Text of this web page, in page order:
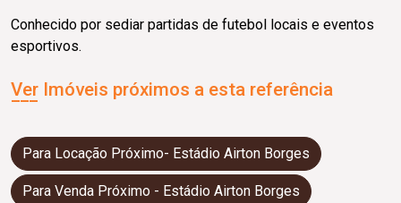
Conhecido por sediar partidas de futebol locais e eventos
esportivos.
Ver Imóveis próximos a esta referência
Para Locação Próximo- Estádio Airton Borges
Para Venda Próximo - Estádio Airton Borges